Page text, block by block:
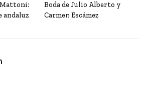
andaluz
Boda de Julio Alberto y
Carmen Escámez